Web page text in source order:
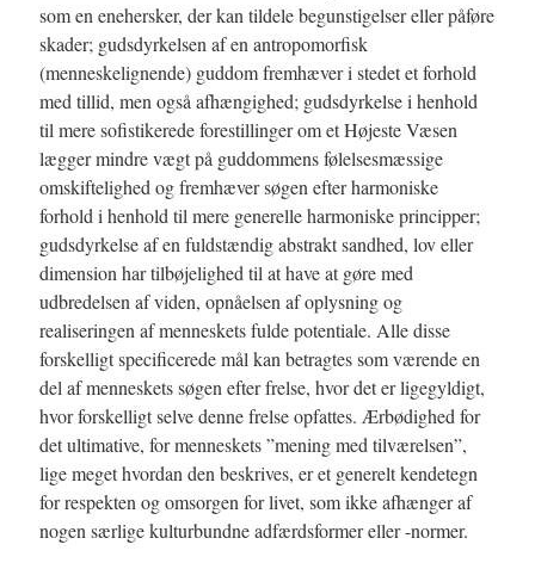
som en enehersker, der kan tildele begunstigelser eller påføre
skader; gudsdyrkelsen af en antropomorfisk
(menneskelignende) guddom fremhæver i stedet et forhold
med tillid, men også afhængighed; gudsdyrkelse i henhold
til mere sofistikerede forestillinger om et Højeste Væsen
lægger mindre vægt på guddommens følelsesmæssige
omskiftelighed og fremhæver søgen efter harmoniske
forhold i henhold til mere generelle harmoniske principper;
gudsdyrkelse af en fuldstændig abstrakt sandhed, lov eller
dimension har tilbøjelighed til at have at gøre med
udbredelsen af viden, opnåelsen af oplysning og
realiseringen af menneskets fulde potentiale. Alle disse
forskelligt specificerede mål kan betragtes som værende en
del af menneskets søgen efter frelse, hvor det er ligegyldigt,
hvor forskelligt selve denne frelse opfattes. Ærbødighed for
det ultimative, for menneskets ”mening med tilværelsen”,
lige meget hvordan den beskrives, er et generelt kendetegn
for respekten og omsorgen for livet, som ikke afhænger af
nogen særlige kulturbundne adfærdsformer eller -normer.